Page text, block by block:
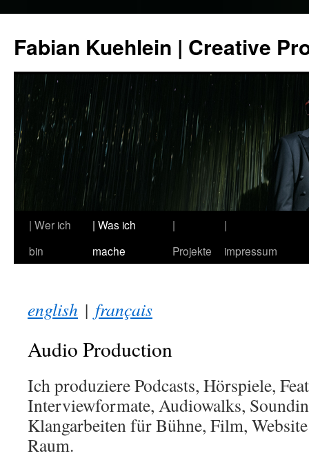
springen
Fabian Kuehlein | Creative
| Wer ich
bin
| Was ich
mache
|
Projekte
|
impressum
english | français
Audio Production
Ich produziere Podcasts, Hörspiele,
Interviewformate, Audiowalks,
Klangarbeiten für Bühne, Film,
Raum.